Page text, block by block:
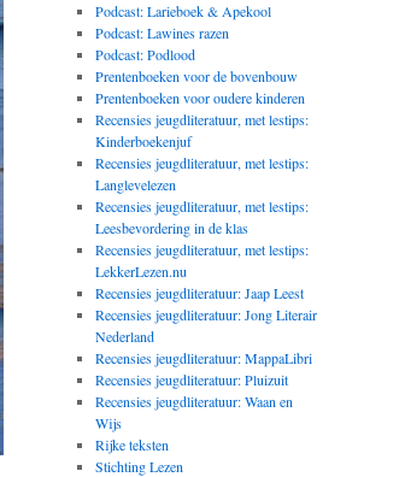
Podcast: Larieboek & Apekool
Podcast: Lawines razen
Podcast: Podlood
Prentenboeken voor de bovenbouw
Prentenboeken voor oudere kinderen
Recensies jeugdliteratuur, met lestips:
Kinderboekenjuf
Recensies jeugdliteratuur, met lestips:
Langlevelezen
Recensies jeugdliteratuur, met lestips:
Leesbevordering in de klas
Recensies jeugdliteratuur, met lestips:
LekkerLezen.nu
Recensies jeugdliteratuur: Jaap Leest
Recensies jeugdliteratuur: Jong Literair
Nederland
Recensies jeugdliteratuur: MappaLibri
Recensies jeugdliteratuur: Pluizuit
Recensies jeugdliteratuur: Waan en
Wijs
Rijke teksten
Stichting Lezen